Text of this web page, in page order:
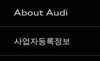
S range
아우디 신차 재고
아우디 모델 비교하기
아우디 공식 인증 중고차
고객안내
Audi Connect
myAudiworld
About Audi
아우디 브랜드
사업자등록정보